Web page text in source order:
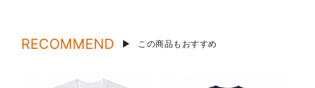
RECOMMEND この商品もおすすめ